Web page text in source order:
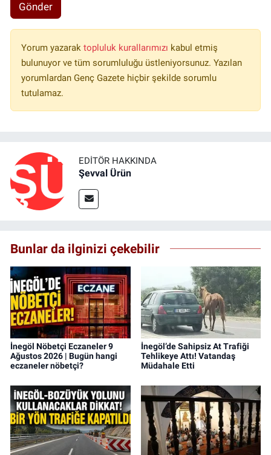
Gönder
Yorum yazarak topluluk kurallarımızı kabul etmiş
bulunuyor ve tüm sorumluluğu üstleniyorsunuz. Yazılan
yorumlardan Genç Gazete hiçbir şekilde sorumlu
tutulamaz.
EDITÖR HAKKINDA
Şevval Ürün
Bunlar da ilginizi çekebilir
İnegöl Nöbetçi Eczaneler 9
Ağustos 2026 | Bugün hangi
eczaneler nöbetçi?
İnegöl’de Sahipsiz At Trafiği
Tehlikeye Attı! Vatandaş
Müdahale Etti